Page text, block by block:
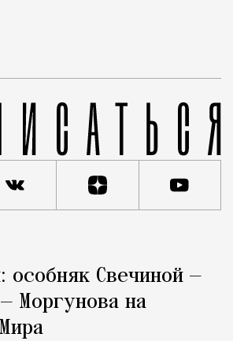
праздник День
особняк Свечиной —
Моргунова на